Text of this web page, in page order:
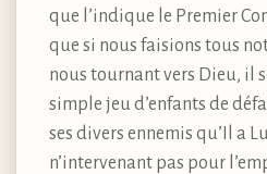
que l’indique le Premier
que si nous faisions tous
nous tournant vers Dieu, il
simple jeu d’enfants de
ses divers ennemis qu’Il a
n’intervenant pas pour